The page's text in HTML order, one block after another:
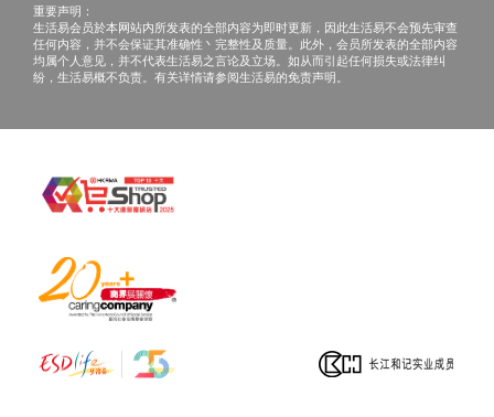
重要声明：
生活易会员於本网站内所发表的全部内容为即时更新，因此生活易不会预先审查
任何内容，并不会保证其准确性丶完整性及质量。此外，会员所发表的全部内容
均属个人意见，并不代表生活易之言论及立场。如从而引起任何损失或法律纠
纷，生活易概不负责。有关详情请参阅生活易的免责声明。